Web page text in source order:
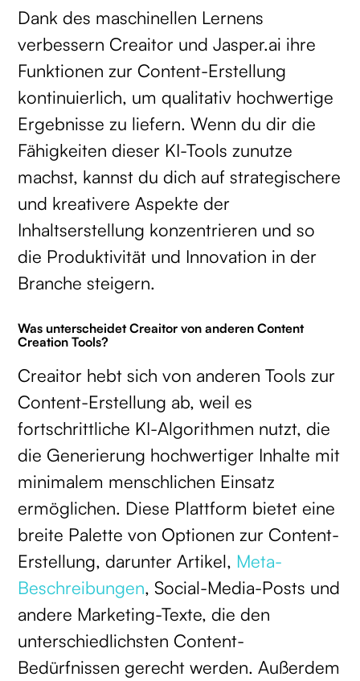
Dank des maschinellen Lernens
verbessern Creaitor und Jasper.ai ihre
Funktionen zur Content-Erstellung
kontinuierlich, um qualitativ hochwertige
Ergebnisse zu liefern. Wenn du dir die
Fähigkeiten dieser KI-Tools zunutze
machst, kannst du dich auf strategischere
und kreativere Aspekte der
Inhaltserstellung konzentrieren und so
die Produktivität und Innovation in der
Branche steigern.
Was unterscheidet Creaitor von anderen Content
Creation Tools?
Creaitor hebt sich von anderen Tools zur
Content-Erstellung ab, weil es
fortschrittliche KI-Algorithmen nutzt, die
die Generierung hochwertiger Inhalte mit
minimalem menschlichen Einsatz
ermöglichen. Diese Plattform bietet eine
breite Palette von Optionen zur Content-
Erstellung, darunter Artikel, Meta-
Beschreibungen, Social-Media-Posts und
andere Marketing-Texte, die den
unterschiedlichsten Content-
Bedürfnissen gerecht werden. Außerdem